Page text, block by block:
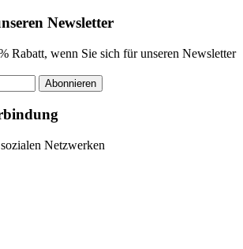
Newsletter
Rabatt, wenn Sie sich für unseren Newsletter
Abonnieren
Netzwerken